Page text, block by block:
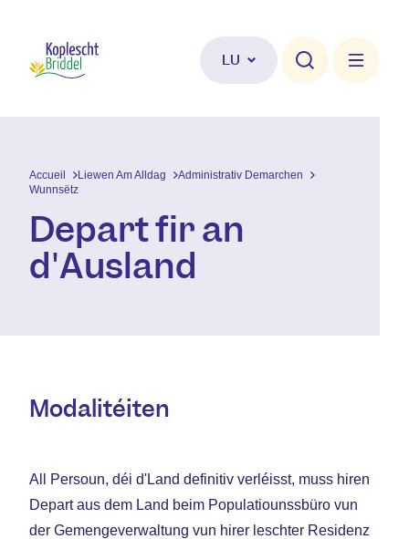
LU
Accueil Liewen Am Alldag
Administrativ Demarchen
Wunnsëtz
Depart fir an
d'Ausland
Modalitéiten
All Persoun, déi d'Land definitiv verléisst, muss hiren
Depart aus dem Land beim Populatiounssbüro vun
der Gemengeverwaltung vun hirer leschter Residenz